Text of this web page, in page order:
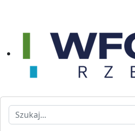
Szukaj